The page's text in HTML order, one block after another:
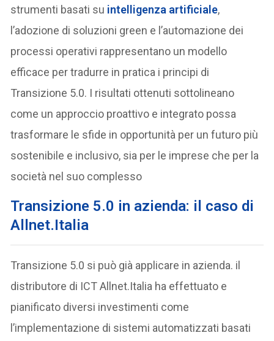
strumenti basati su intelligenza artificiale,
l’adozione di soluzioni green e l’automazione dei
processi operativi rappresentano un modello
efficace per tradurre in pratica i principi di
Transizione 5.0. I risultati ottenuti sottolineano
come un approccio proattivo e integrato possa
trasformare le sfide in opportunità per un futuro più
sostenibile e inclusivo, sia per le imprese che per la
società nel suo complesso
Transizione 5.0 in azienda: il caso di
Allnet.Italia
Transizione 5.0 si può già applicare in azienda. il
distributore di ICT Allnet.Italia ha effettuato e
pianificato diversi investimenti come
l’implementazione di sistemi automatizzati basati